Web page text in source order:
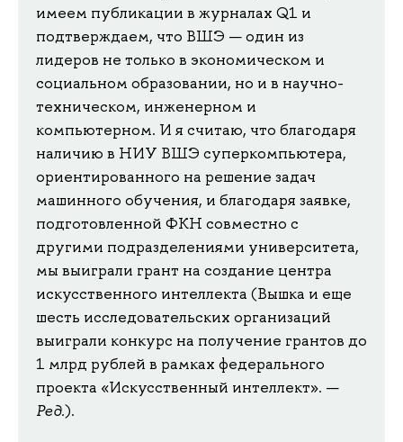
имеем публикации в журналах Q1 и
подтверждаем, что ВШЭ — один из
лидеров не только в экономическом и
социальном образовании, но и в научно-
техническом, инженерном и
компьютерном. И я считаю, что благодаря
наличию в НИУ ВШЭ суперкомпьютера,
ориентированного на решение задач
машинного обучения, и благодаря заявке,
подготовленной ФКН совместно с
другими подразделениями университета,
мы выиграли грант на создание центра
искусственного интеллекта (Вышка и еще
шесть исследовательских организаций
выиграли конкурс на получение грантов до
1 млрд рублей в рамках федерального
проекта «Искусственный интеллект». —
Ред.).